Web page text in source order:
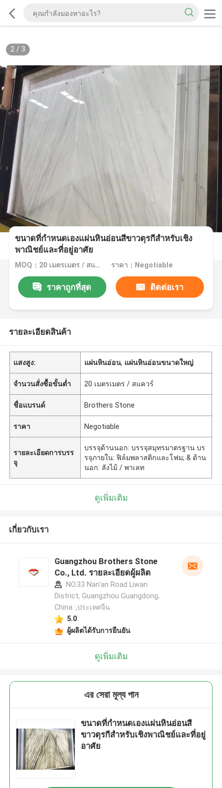
2/ 3
ขนาดที่กำหนดเองแผ่นหินอ่อนสีขาวตุรกีสำหรับเชิง
พาณิชย์และที่อยู่อาศัย
MOQ：20 เมตรเมตร / สแควร์ ราคา：Negotiable
ราคาถูกที่สุด ติดต่อเรา
รายละเอียดสินค้า
แสงสูง: แผ่นหินอ่อน, แผ่นหินอ่อนขนาดใหญ่
จำนวนสั่งซื้อขั้นต่ำ 20 เมตรเมตร / สแควร์
ชื่อแบรนด์ Brothers Stone
ราคา Negotiable
รายละเอียดการบรร
จุ
บรรจุด้านนอก: บรรจุสมุทรมาตรฐาน บร
รจุภายใน: ฟิล์มพลาสติกและโฟม; & ด้าน
นอก: ลังไม้ / พาเลท
ดูเพิ่มเติม
เกี่ยวกับเรา
Guangzhou Brothers Stone
Co., Ltd. รายละเอียดผู้ผลิต
NO.33 Nan'an Road Liwan
District, Guangzhou Guangdong,
China. ,ประเทศจีน
5.0
ผู้ผลิตได้รับการยืนยัน
ดูเพิ่มเติม
এর সেরা মূল্য পান
ขนาดที่กำหนดเองแผ่นหินอ่อนสี
ขาวตุรกีสำหรับเชิงพาณิชย์และที่อยู่
อาศัย